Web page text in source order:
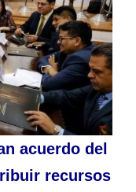
acuerdo del
recursos